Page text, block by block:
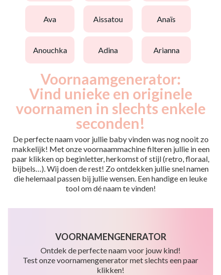
ava aissatou anaïs
anouchka adina arianna
Voornaamgenerator:
Vind unieke en originele
voornamen in slechts enkele
seconden!
De perfecte naam voor jullie baby vinden was nog nooit zo
makkelijk! Met onze voornaammachine filteren jullie in een
paar klikken op beginletter, herkomst of stijl (retro, floraal,
bijbels…). Wij doen de rest! Zo ontdekken jullie snel namen
die helemaal passen bij jullie wensen. Een handige en leuke
tool om dé naam te vinden!
VOORNAMENGENERATOR
Ontdek de perfecte naam voor jouw kind!
Test onze voornamengenerator met slechts een paar
klikken!